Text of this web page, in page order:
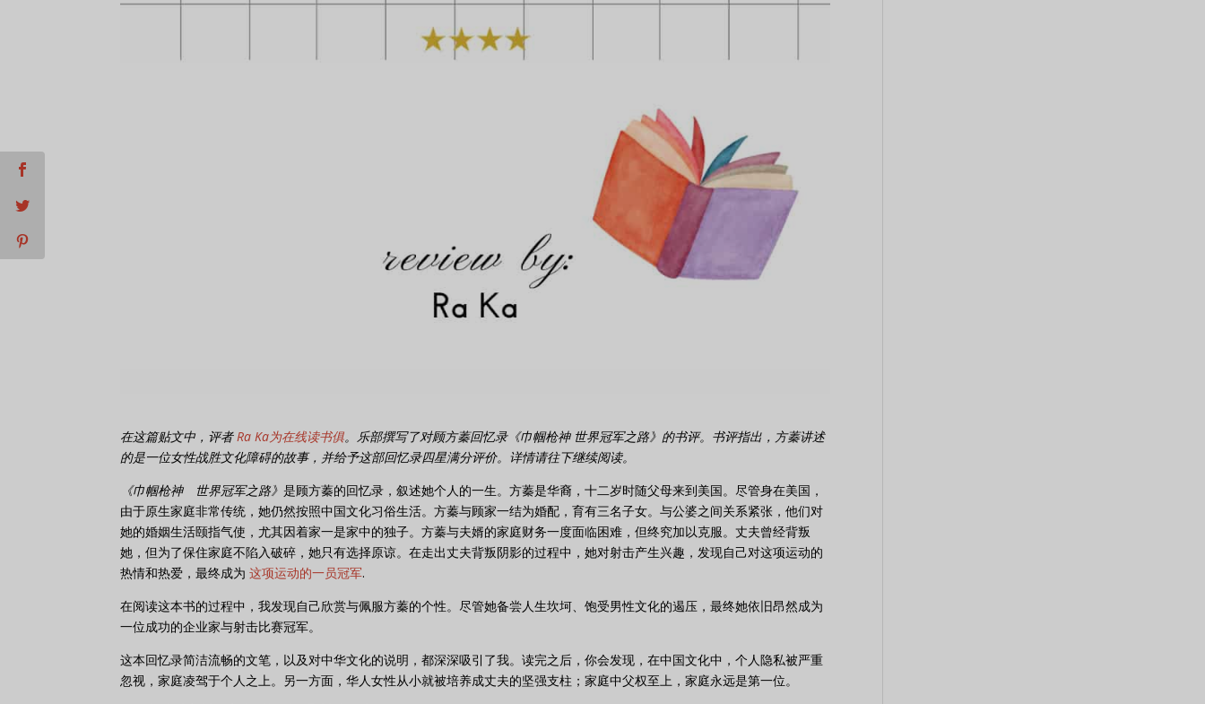
在这篇贴文中，评者 Ra Ka为在线读书俱。乐部撰写了对顾方蓁回忆录《巾帼枪神 世界冠军之路》的书评。书评指出，方蓁讲述
的是一位女性战胜文化障碍的故事，并给予这部回忆录四星满分评价。详情请往下继续阅读。
《巾帼枪神 世界冠军之路》是顾方蓁的回忆录，叙述她个人的一生。方蓁是华裔，十二岁时随父母来到美国。尽管身在美国，
由于原生家庭非常传统，她仍然按照中国文化习俗生活。方蓁与顾家一结为婚配，育有三名子女。与公婆之间关系紧张，他们对
她的婚姻生活颐指气使，尤其因着家一是家中的独子。方蓁与夫婿的家庭财务一度面临困难，但终究加以克服。丈夫曾经背叛
她，但为了保住家庭不陷入破碎，她只有选择原谅。在走出丈夫背叛阴影的过程中，她对射击产生兴趣，发现自己对这项运动的
热情和热爱，最终成为这项运动的一员冠军.
在阅读这本书的过程中，我发现自己欣赏与佩服方蓁的个性。尽管她备尝人生坎坷、饱受男性文化的遏压，最终她依旧昂然成为
一位成功的企业家与射击比赛冠军。
这本回忆录简洁流畅的文笔，以及对中华文化的说明，都深深吸引了我。读完之后，你会发现，在中国文化中，个人隐私被严重
忽视，家庭凌驾于个人之上。另一方面，华人女性从小就被培养成丈夫的坚强支柱；家庭中父权至上，家庭永远是第一位。